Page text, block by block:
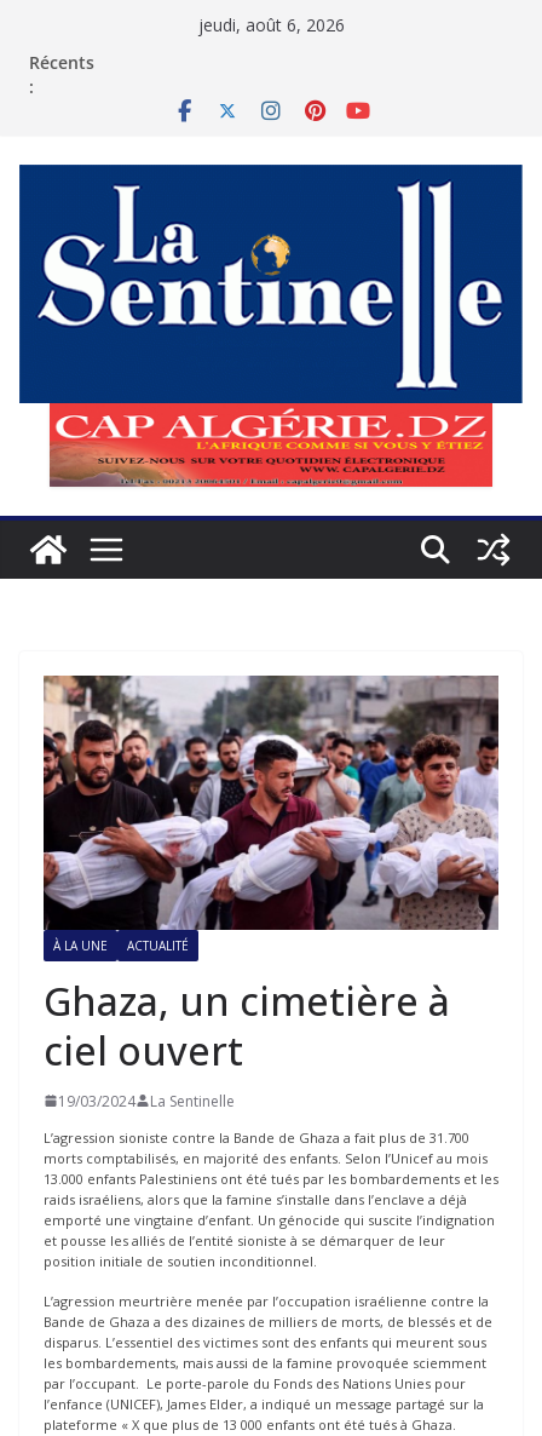
jeudi, août 6, 2026
Récents
:
À LA UNE ACTUALITÉ
Ghaza, un cimetière à
ciel ouvert
19/03/2024 La Sentinelle
L’agression sioniste contre la Bande de Ghaza a fait plus de 31.700
morts comptabilisés, en majorité des enfants. Selon l’Unicef au mois
13.000 enfants Palestiniens ont été tués par les bombardements et les
raids israéliens, alors que la famine s’installe dans l’enclave a déjà
emporté une vingtaine d’enfant. Un génocide qui suscite l’indignation
et pousse les alliés de l’entité sioniste à se démarquer de leur
position initiale de soutien inconditionnel.
L’agression meurtrière menée par l’occupation israélienne contre la
Bande de Ghaza a des dizaines de milliers de morts, de blessés et de
disparus. L’essentiel des victimes sont des enfants qui meurent sous
les bombardements, mais aussi de la famine provoquée sciemment
par l’occupant. Le porte-parole du Fonds des Nations Unies pour
l’enfance (UNICEF), James Elder, a indiqué un message partagé sur la
plateforme « X que plus de 13 000 enfants ont été tués à Ghaza.